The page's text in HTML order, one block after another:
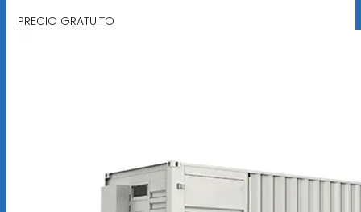
PRECIO GRATUITO